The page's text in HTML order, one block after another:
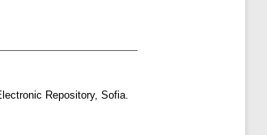
Repository, Sofia.